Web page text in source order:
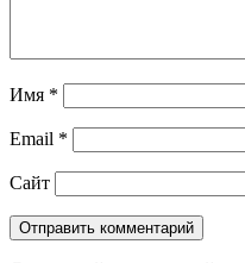
Имя *
Email *
Сайт